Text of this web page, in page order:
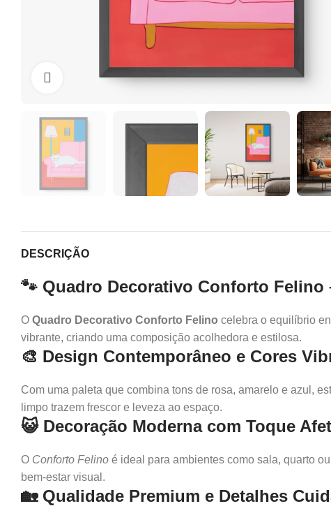
Clique para ampliar
DESCRIÇÃO
🐾 Quadro Decorativo Conforto Felino
O Quadro Decorativo Conforto Felino celebra o equilíbrio
vibrante, criando uma composição acolhedora e estilosa.
🎨 Design Contemporâneo e Cores
Com uma paleta que combina tons de rosa, amarelo e azul,
limpo trazem frescor e leveza ao espaço.
😺 Decoração Moderna com Toque
O Conforto Felino é ideal para ambientes como sala, quarto
bem-estar visual.
🏡 Qualidade Premium e Detalhes